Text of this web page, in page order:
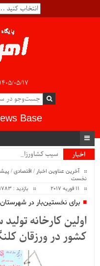
۱۴۰۵/۰۵/۱۷
Base
اخبار
سیب کشاورزان آذر.
آخرین عناوین اخبار / اقتصادی/
نخست
بازدید : 1783
برای نخستین‌بار در
اولین کارخانه
کشور در ورزقان